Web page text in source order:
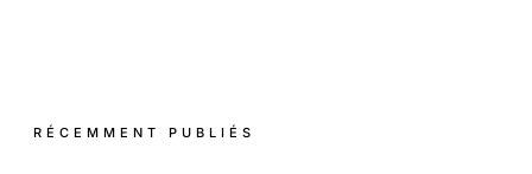
RÉCEMMENT PUBLIÉS